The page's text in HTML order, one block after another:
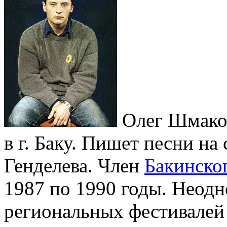
Олег
в г. Баку. Пишет песни
Генделева. Член
1987 по 1990 годы.
региональных